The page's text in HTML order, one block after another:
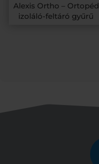
Alexis Ortho – Ortopéd
izoláló-feltáró gyűrű